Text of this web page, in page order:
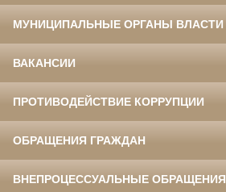
МУНИЦИПАЛЬНЫЕ ОРГАНЫ ВЛАСТИ
ВАКАНСИИ
ПРОТИВОДЕЙСТВИЕ КОРРУПЦИИ
ОБРАЩЕНИЯ ГРАЖДАН
ВНЕПРОЦЕССУАЛЬНЫЕ ОБРАЩЕНИЯ